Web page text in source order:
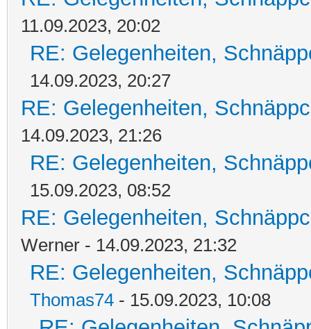
11.09.2023, 20:02
RE: Gelegenheiten,
14.09.2023, 20:27
RE: Gelegenheiten,
14.09.2023, 21:26
RE: Gelegenheiten,
15.09.2023, 08:52
RE: Gelegenheiten,
Werner - 14.09.2023, 21:32
RE: Gelegenheiten,
Thomas74 - 15.09.2023, 10:08